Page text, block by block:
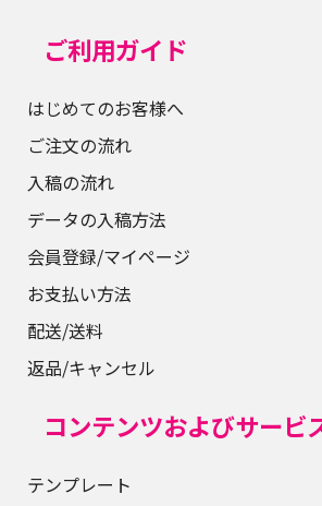
ご利用ガイド
はじめてのお客様へ
ご注文の流れ
入稿の流れ
データの入稿方法
会員登録/マイページ
お支払い方法
配送/送料
返品/キャンセル
コンテンツおよびサービ
テンプレート